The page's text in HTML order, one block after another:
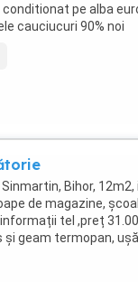
pe alba
cauciucuri 90% noi
Bihor,
de magazine,
informații tel ,preț
geam termopan,